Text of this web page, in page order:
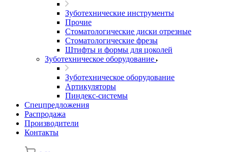
Зуботехнические инструменты
Прочие
Стоматологические диски отрезные
Стоматологические фрезы
Штифты и формы для цоколей
Зуботехническое оборудование
Зуботехническое оборудование
Артикуляторы
Пиндекс-системы
Спецпредложения
Распродажа
Производители
Контакты